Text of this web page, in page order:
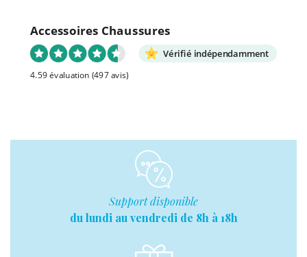
Accessoires Chaussures
Vérifié indépendamment
4.59 évaluation (497 avis)
Support disponible
du lundi au vendredi de 8h à 18h